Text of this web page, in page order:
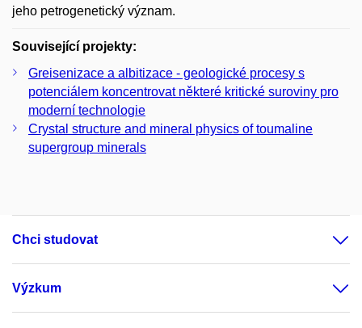
jeho petrogenetický význam.
Související projekty:
Greisenizace a albitizace - geologické procesy s
potenciálem koncentrovat některé kritické suroviny pro
moderní technologie
Crystal structure and mineral physics of toumaline
supergroup minerals
Chci studovat
Výzkum